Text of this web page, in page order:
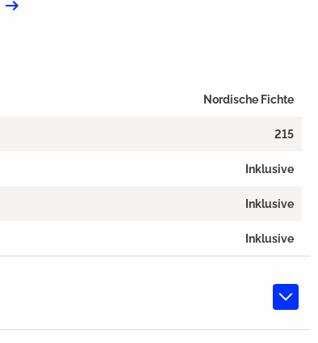
Nordische Fichte
215
Inklusive
Inklusive
Inklusive